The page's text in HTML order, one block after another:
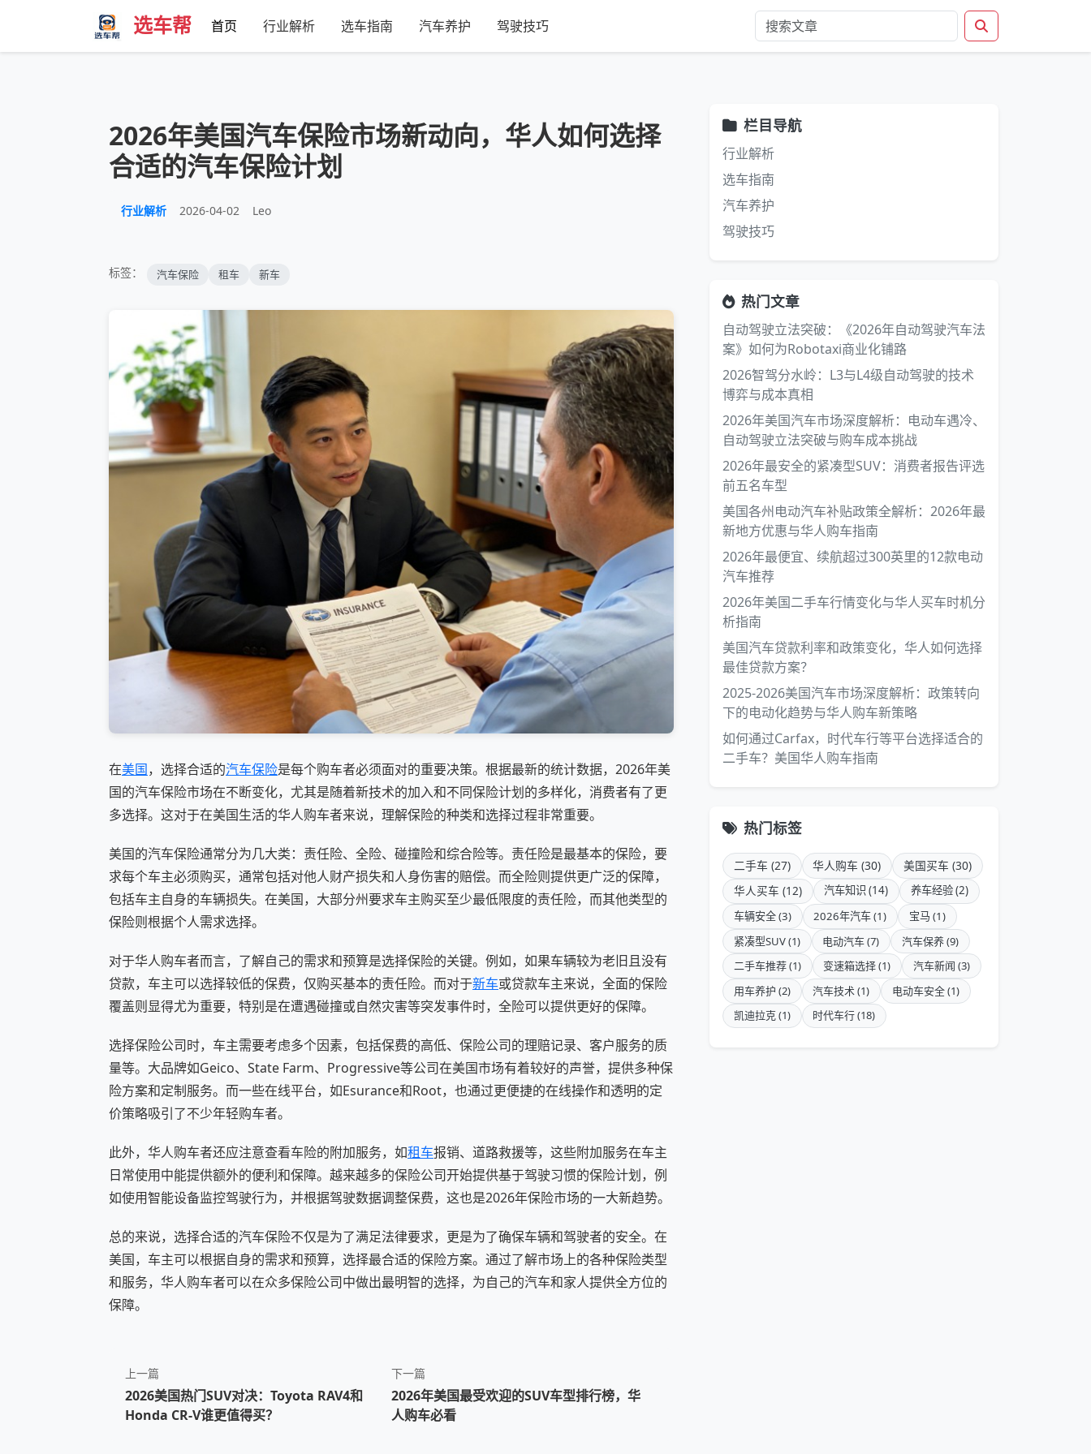
选车帮 首页 行业解析 选车指南 汽车养护 驾驶技巧
2026年美国汽车保险市场新动向，华人如何选择
合适的汽车保险计划
行业解析 2026-04-02 Leo
标签： 汽车保险 租车 新车
在美国，选择合适的汽车保险是每个购车者必须面对的重要决策。根据最新的统计数据，2026年美
国的汽车保险市场在不断变化，尤其是随着新技术的加入和不同保险计划的多样化，消费者有了更
多选择。这对于在美国生活的华人购车者来说，理解保险的种类和选择过程非常重要。
美国的汽车保险通常分为几大类：责任险、全险、碰撞险和综合险等。责任险是最基本的保险，要
求每个车主必须购买，通常包括对他人财产损失和人身伤害的赔偿。而全险则提供更广泛的保障，
包括车主自身的车辆损失。在美国，大部分州要求车主购买至少最低限度的责任险，而其他类型的
保险则根据个人需求选择。
对于华人购车者而言，了解自己的需求和预算是选择保险的关键。例如，如果车辆较为老旧且没有
贷款，车主可以选择较低的保费，仅购买基本的责任险。而对于新车或贷款车主来说，全面的保险
覆盖则显得尤为重要，特别是在遭遇碰撞或自然灾害等突发事件时，全险可以提供更好的保障。
选择保险公司时，车主需要考虑多个因素，包括保费的高低、保险公司的理赔记录、客户服务的质
量等。大品牌如Geico、State Farm、Progressive等公司在美国市场有着较好的声誉，提供多种保
险方案和定制服务。而一些在线平台，如Esurance和Root，也通过更便捷的在线操作和透明的定
价策略吸引了不少年轻购车者。
此外，华人购车者还应注意查看车险的附加服务，如租车报销、道路救援等，这些附加服务在车主
日常使用中能提供额外的便利和保障。越来越多的保险公司开始提供基于驾驶习惯的保险计划，例
如使用智能设备监控驾驶行为，并根据驾驶数据调整保费，这也是2026年保险市场的一大新趋势。
总的来说，选择合适的汽车保险不仅是为了满足法律要求，更是为了确保车辆和驾驶者的安全。在
美国，车主可以根据自身的需求和预算，选择最合适的保险方案。通过了解市场上的各种保险类型
和服务，华人购车者可以在众多保险公司中做出最明智的选择，为自己的汽车和家人提供全方位的
保障。
上一篇
2026美国热门SUV对决：Toyota RAV4和
Honda CR-V谁更值得买？
下一篇
2026年美国最受欢迎的SUV车型排行榜，华
人购车必看
栏目导航
行业解析
选车指南
汽车养护
驾驶技巧
热门文章
自动驾驶立法突破：《2026年自动驾驶汽车法
案》如何为Robotaxi商业化铺路
2026智驾分水岭：L3与L4级自动驾驶的技术
博弈与成本真相
2026年美国汽车市场深度解析：电动车遇冷、
自动驾驶立法突破与购车成本挑战
2026年最安全的紧凑型SUV：消费者报告评选
前五名车型
美国各州电动汽车补贴政策全解析：2026年最
新地方优惠与华人购车指南
2026年最便宜、续航超过300英里的12款电动
汽车推荐
2026年美国二手车行情变化与华人买车时机分
析指南
美国汽车贷款利率和政策变化，华人如何选择
最佳贷款方案？
2025-2026美国汽车市场深度解析：政策转向
下的电动化趋势与华人购车新策略
如何通过Carfax，时代车行等平台选择适合的
二手车？美国华人购车指南
热门标签
二手车 (27) 华人购车 (30)
美国买车 (30)
华人买车 (12)
汽车知识 (14)
养车经验 (2)
车辆安全 (3)
2026年汽车 (1)
宝马 (1)
紧凑型SUV (1)
电动汽车 (7)
汽车保养 (9)
二手车推荐 (1)
变速箱选择 (1)
汽车新闻 (3)
用车养护 (2)
汽车技术 (1)
电动车安全 (1)
凯迪拉克 (1)
时代车行 (18)